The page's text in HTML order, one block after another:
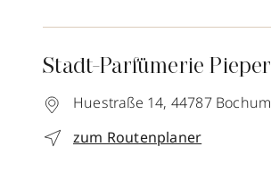
Stadt-Parfümerie Pieper
Huestraße 14, 44787 Bochum
zum Routenplaner